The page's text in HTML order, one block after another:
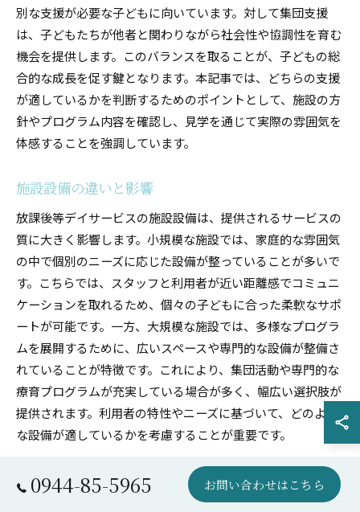
別な支援が必要な子どもに向いています。対して集団支援
は、子どもたちが他者と関わりながら社会性や協調性を育む
機会を提供します。このバランスを取ることが、子どもの総
合的な成長を促す鍵となります。本記事では、どちらの支援
が適しているかを判断するためのポイントとして、施設の方
針やプログラム内容を確認し、見学を通じて実際の雰囲気を
体感することを強調しています。
施設設備の違いと影響
放課後等デイサービスの施設設備は、提供されるサービスの
質に大きく影響します。小規模な施設では、家庭的な雰囲気
の中で個別のニーズに応じた設備が整っていることが多いで
す。こちらでは、スタッフと利用者が近い距離感でコミュニ
ケーションを取れるため、個々の子どもに合った柔軟なサポ
ートが可能です。一方、大規模な施設では、多様なプログラ
ムを展開するために、広いスペースや専門的な設備が整備さ
れていることが特徴です。これにより、集団活動や専門的な
療育プログラムが充実している場合が多く、幅広い選択肢が
提供されます。利用者の特性やニーズに基づいて、どのよう
な設備が適しているかを考慮することが重要です。
運営方針の違いがもたらす影響
0944-85-5965 お問い合わせはこちら